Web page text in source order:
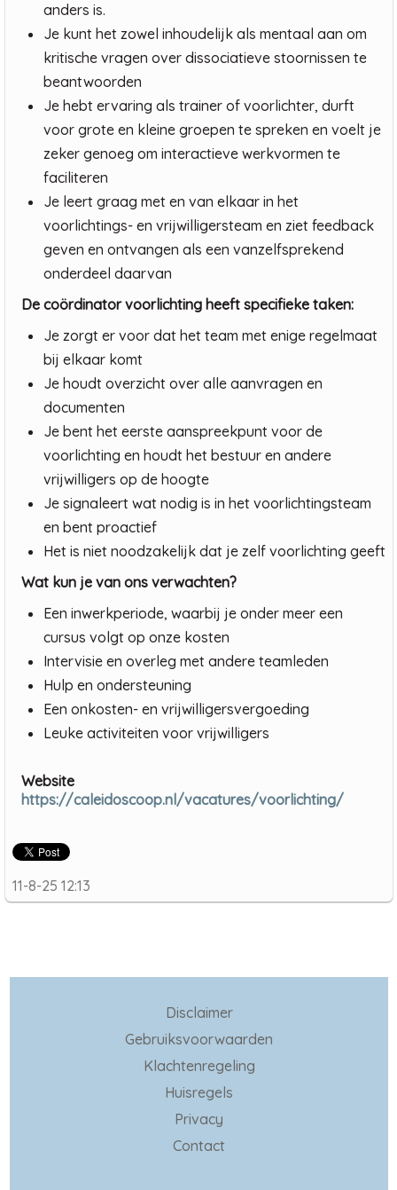
anders is.
Je kunt het zowel inhoudelijk als mentaal aan om
kritische vragen over dissociatieve stoornissen te
beantwoorden
Je hebt ervaring als trainer of voorlichter, durft
voor grote en kleine groepen te spreken en voelt je
zeker genoeg om interactieve werkvormen te
faciliteren
Je leert graag met en van elkaar in het
voorlichtings- en vrijwilligersteam en ziet feedback
geven en ontvangen als een vanzelfsprekend
onderdeel daarvan
De coördinator voorlichting heeft specifieke taken:
Je zorgt er voor dat het team met enige regelmaat
bij elkaar komt
Je houdt overzicht over alle aanvragen en
documenten
Je bent het eerste aanspreekpunt voor de
voorlichting en houdt het bestuur en andere
vrijwilligers op de hoogte
Je signaleert wat nodig is in het voorlichtingsteam
en bent proactief
Het is niet noodzakelijk dat je zelf voorlichting geeft
Wat kun je van ons verwachten?
Een inwerkperiode, waarbij je onder meer een
cursus volgt op onze kosten
Intervisie en overleg met andere teamleden
Hulp en ondersteuning
Een onkosten- en vrijwilligersvergoeding
Leuke activiteiten voor vrijwilligers
Website
https://caleidoscoop.nl/vacatures/voorlichting/
11-8-25 12:13
Disclaimer
Gebruiksvoorwaarden
Klachtenregeling
Huisregels
Privacy
Contact